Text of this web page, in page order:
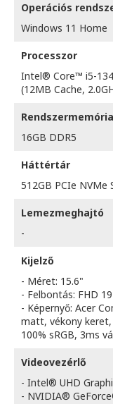
Operációs
Windows 11 Home
Processzor
Intel® Core™ i5-
(12MB Cache,
Rendszermemória
16GB DDR5
Háttértár
512GB PCIe NVMe
Lemezmeghajtó
-
Kijelző
- Méret: 15.6"
- Felbontás: FHD
- Képernyő: Acer
matt, vékony
100% sRGB, 3ms
Videovezérlő
- Intel® UHD
- NVIDIA®